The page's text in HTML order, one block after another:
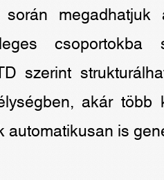
szerint
akár
automatikusan is